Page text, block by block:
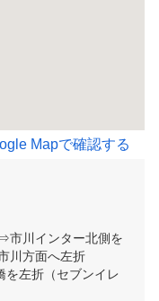
Mapで確認する
市川インター北側を
川方面へ左折
左折（セブンイレ